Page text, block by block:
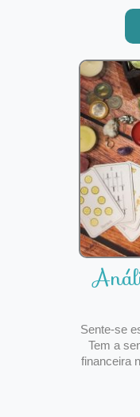
Sente-se
Tem a
financeira
precisa